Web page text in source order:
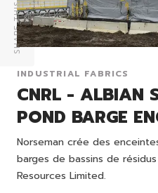
INDUSTRIAL FABRICS
CNRL - ALBIAN
POND BARGE
Norseman crée des
barges de bassins de
Resources Limited.
SHARE THIS